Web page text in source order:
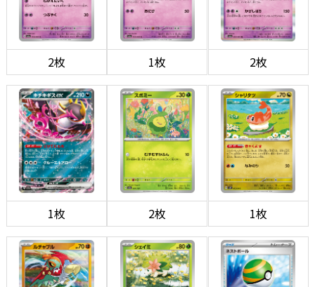
2枚 1枚 2枚
1枚 2枚 1枚